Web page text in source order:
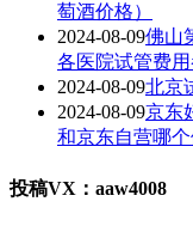
萄酒价格）
2024-08-09佛山
各医院试管费
2024-08-09北京
2024-08-09京东
和京东自营哪个
投稿VX：aaw4008